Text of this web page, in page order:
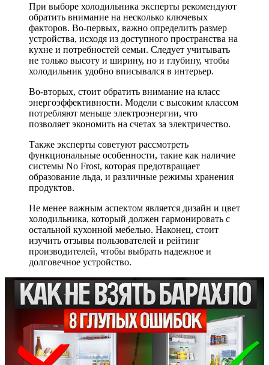
При выборе холодильника эксперты рекомендуют
обратить внимание на несколько ключевых
факторов. Во-первых, важно определить размер
устройства, исходя из доступного пространства на
кухне и потребностей семьи. Следует учитывать
не только высоту и ширину, но и глубину, чтобы
холодильник удобно вписывался в интерьер.
Во-вторых, стоит обратить внимание на класс
энергоэффективности. Модели с высоким классом
потребляют меньше электроэнергии, что
позволяет экономить на счетах за электричество.
Также эксперты советуют рассмотреть
функциональные особенности, такие как наличие
системы No Frost, которая предотвращает
образование льда, и различные режимы хранения
продуктов.
Не менее важным аспектом является дизайн и цвет
холодильника, который должен гармонировать с
остальной кухонной мебелью. Наконец, стоит
изучить отзывы пользователей и рейтинг
производителей, чтобы выбрать надежное и
долговечное устройство.